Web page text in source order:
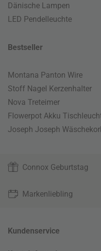
Dänische Lampen
LED Pendelleuchte
Bestseller
Montana Panton Wire
Stoff Nagel Kerzenhalter
Nova Treteimer
Flowerpot Akku
Joseph Joseph
Connox Geburtstag
Markenliebling
Kundenservice